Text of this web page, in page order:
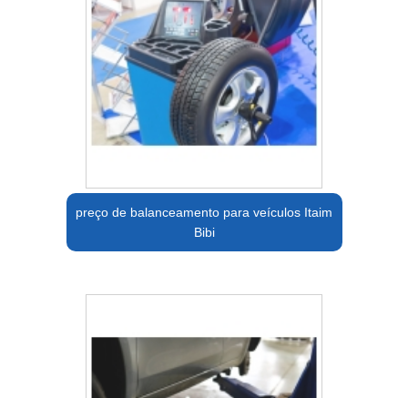
preço de balanceamento para veículos Itaim
Bibi